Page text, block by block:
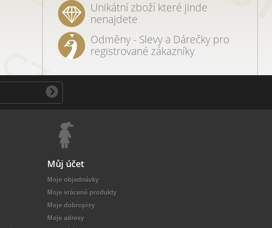
Unikátní zboží které jinde
nenajdete
Odměny - Slevy a Dárečky pro
registrované zákazníky
Můj účet
Moje objednávky
Moje vrácené produkty
Moje dobropisy
Moje adresy